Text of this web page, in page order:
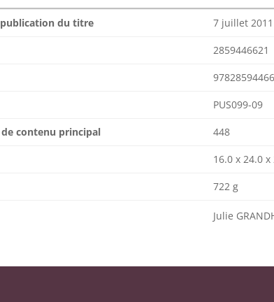
du titre 7 juillet 2011
2859446621
PUS099-09
contenu principal 448
16.0 x 24.0 x
722 g
Julie